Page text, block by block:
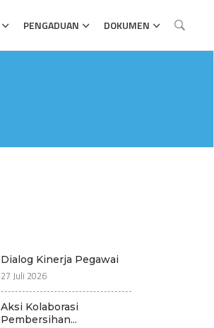
PENGADUAN DOKUMEN
Dialog Kinerja Pegawai
27 Juli 2026
Aksi Kolaborasi
Pembersihan...